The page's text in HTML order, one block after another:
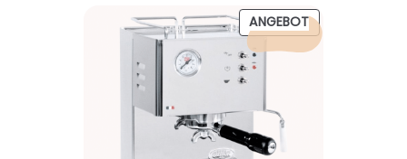
ANGEBOTP
R